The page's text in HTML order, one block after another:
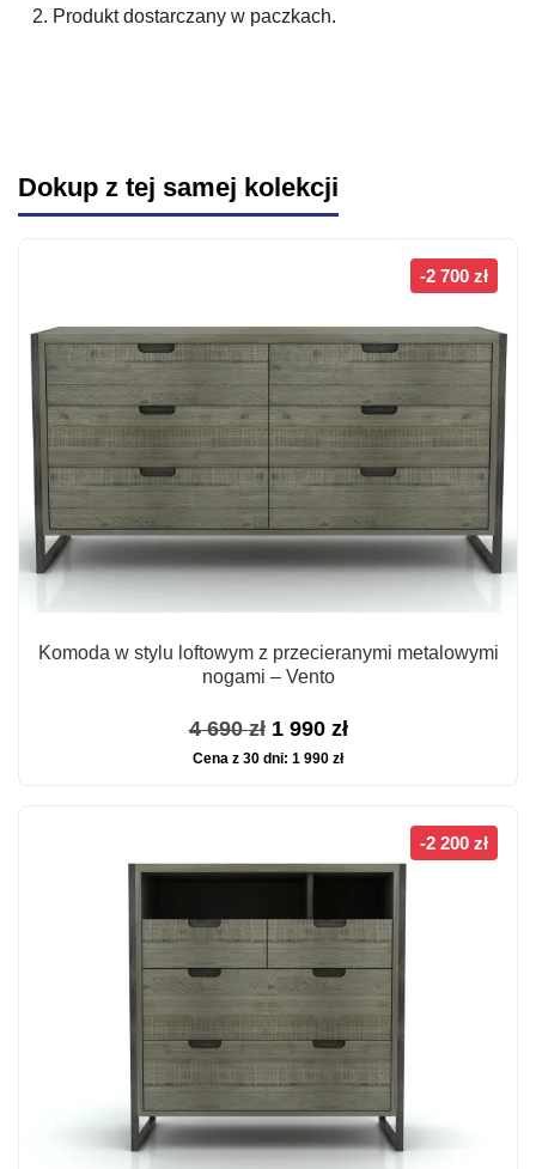
Produkt dostarczany w paczkach.
Dokup z tej samej kolekcji
-2 700 zł
Komoda w stylu loftowym z przecieranymi metalowymi
nogami – Vento
4 690zł Pierwotna
cena
690 zł.
1 990 złAktualna
990 zł.
Cena z 30 dni: 1 990 zł
-2 200 zł